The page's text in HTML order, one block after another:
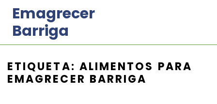
content
Emagrecer
Barriga
ETIQUETA: ALIMENTOS PARA
EMAGRECER BARRIGA